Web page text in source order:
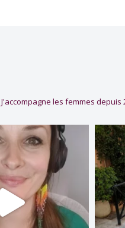
J'accompagne les femmes depuis